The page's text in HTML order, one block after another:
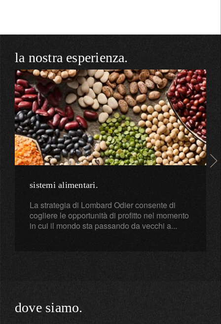
la nostra esperienza.
sistemi alimentari.
La strategia di Lombard Odier consente di
cogliere le opportunità di profitto nel momento
in cui il mondo sta passando da vecchi a...
dove siamo.